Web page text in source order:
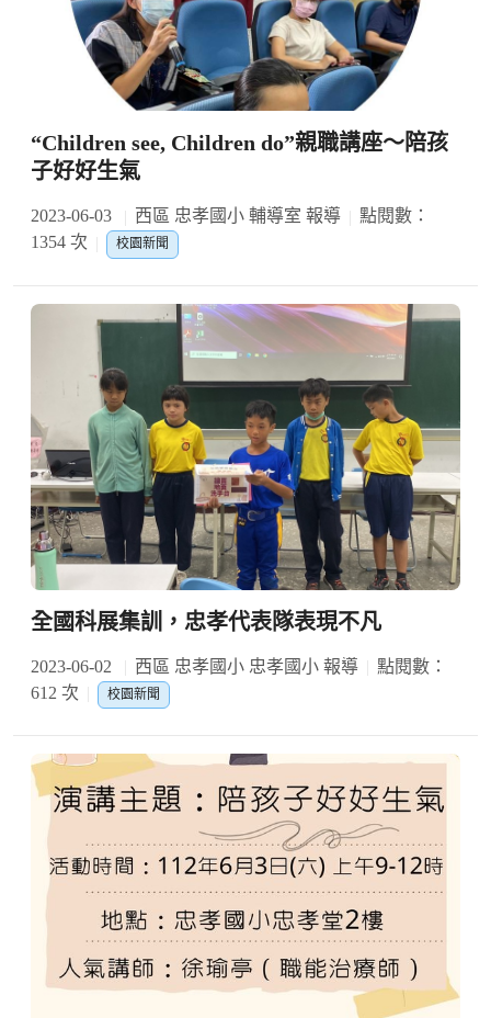
“Children see, Children do”親職講座～陪孩
子好好生氣
2023-06-03 西區 忠孝國小 輔導室 報導
點閱數：
1354 次
校園新聞
全國科展集訓，忠孝代表隊表現不凡
2023-06-02 西區 忠孝國小 忠孝國小 報導
點閱數：
612 次
校園新聞